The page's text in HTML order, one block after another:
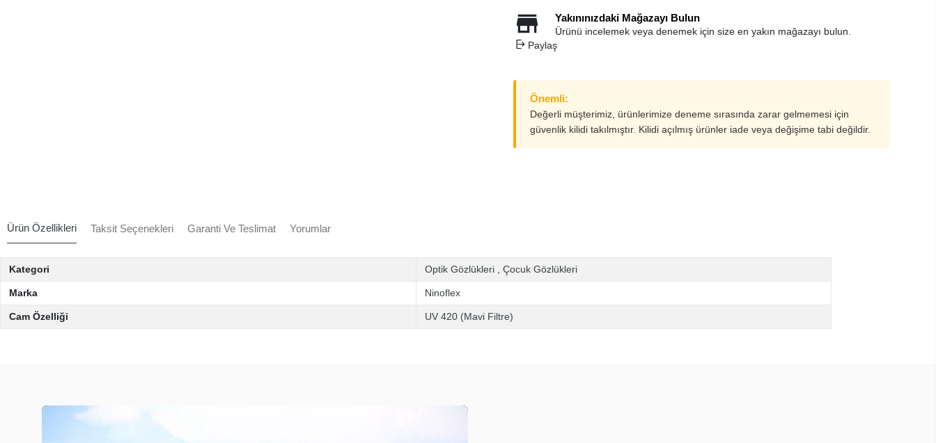
Yakınınızdaki Mağazayı Bulun
Ürünü incelemek veya denemek için size en yakın mağazayı bulun.
Paylaş
Önemli:
Değerli müşterimiz, ürünlerimize deneme sırasında zarar gelmemesi için
güvenlik kilidi takılmıştır. Kilidi açılmış ürünler iade veya değişime tabi değildir.
Ürün Özellikleri Taksit Seçenekleri Garanti Ve Teslimat Yorumlar
Kategori Optik Gözlükleri Çocuk Gözlükleri
Marka Ninoflex
Cam Özelliği UV 420 (Mavi Filtre)